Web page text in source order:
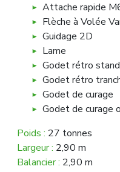
Attache rapide
Flèche à Volée
Guidage 2D
Lame
Godet rétro
Godet rétro
Godet de curage
Godet de curage
Poids : 27 tonnes
Largeur : 2,90 m
Balancier : 2,90 m